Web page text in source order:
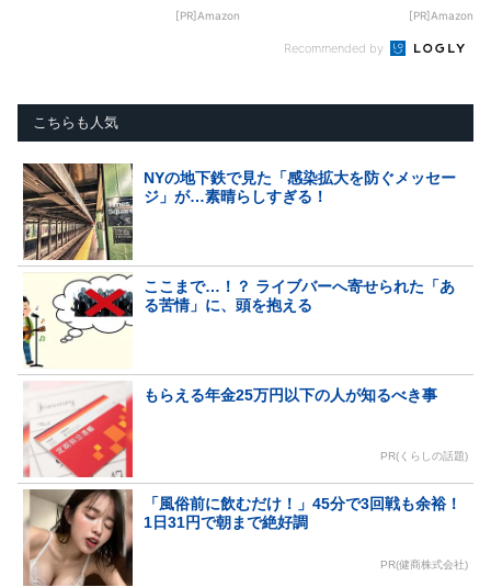
[PR]Amazon [PR]Amazon
Recommended by
こちらも人気
NYの地下鉄で見た「感染拡大を防ぐメッセー
ジ」が…素晴らしすぎる！
ここまで…！？ ライブバーへ寄せられた「あ
る苦情」に、頭を抱える
もらえる年金25万円以下の人が知るべき事
PR(くらしの話題)
「風俗前に飲むだけ！」45分で3回戦も余裕！
1日31円で朝まで絶好調
PR(健商株式会社)